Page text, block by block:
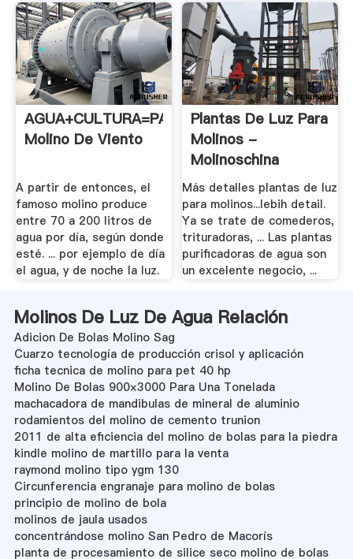
AGUA+CULTURA=PAZ:
Molino De Viento
A partir de entonces, el
famoso molino produce
entre 70 a 200 litros de
agua por día, según donde
esté. ... por ejemplo de día
el agua, y de noche la luz.
Plantas De Luz Para
Molinos -
Molinoschina
Más detalles plantas de luz
para molinos...lebih detail.
Ya se trate de comederos,
trituradoras, ... Las plantas
purificadoras de agua son
un excelente negocio, ...
Molinos De Luz De Agua Relación
Adicion De Bolas Molino Sag
Cuarzo tecnología de producción crisol y aplicación
ficha tecnica de molino para pet 40 hp
Molino De Bolas 900×3000 Para Una Tonelada
machacadora de mandibulas de mineral de aluminio
rodamientos del molino de cemento trunion
2011 de alta eficiencia del molino de bolas para la piedra
kindle molino de martillo para la venta
raymond molino tipo ygm 130
Circunferencia engranaje para molino de bolas
principio de molino de bola
molinos de jaula usados
concentrándose molino San Pedro de Macorís
planta de procesamiento de silice seco molino de bolas